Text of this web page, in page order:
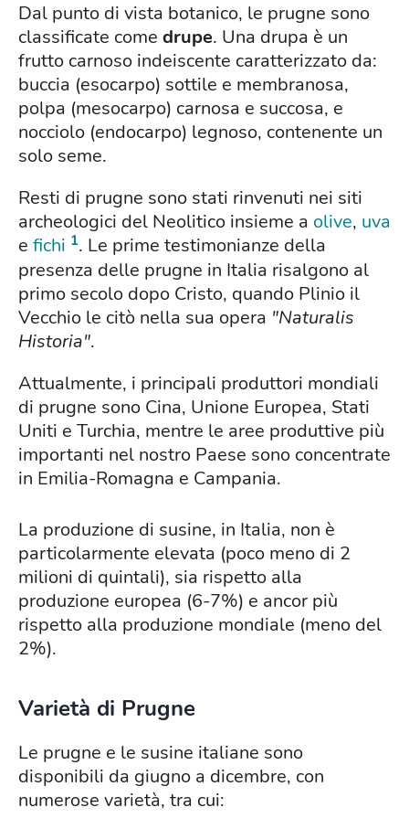
Dal punto di vista botanico, le prugne sono
classificate come drupe. Una drupa è un
frutto carnoso indeiscente caratterizzato da:
buccia (esocarpo) sottile e membranosa,
polpa (mesocarpo) carnosa e succosa, e
nocciolo (endocarpo) legnoso, contenente un
solo seme.
Resti di prugne sono stati rinvenuti nei siti
archeologici del Neolitico insieme a olive, uva
e fichi 1. Le prime testimonianze della
presenza delle prugne in Italia risalgono al
primo secolo dopo Cristo, quando Plinio il
Vecchio le citò nella sua opera "Naturalis
Historia".
Attualmente, i principali produttori mondiali
di prugne sono Cina, Unione Europea, Stati
Uniti e Turchia, mentre le aree produttive più
importanti nel nostro Paese sono concentrate
in Emilia-Romagna e Campania.
La produzione di susine, in Italia, non è
particolarmente elevata (poco meno di 2
milioni di quintali), sia rispetto alla
produzione europea (6-7%) e ancor più
rispetto alla produzione mondiale (meno del
2%).
Varietà di Prugne
Le prugne e le susine italiane sono
disponibili da giugno a dicembre, con
numerose varietà, tra cui: